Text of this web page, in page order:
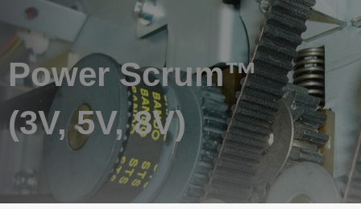
Power Scrum™
(3V, 5V, 8V)